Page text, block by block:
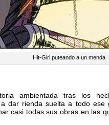
Hit-Girl puteando a un menda
ambientada tras los
dar rienda suelta a todo ese
casi todas sus obras en las